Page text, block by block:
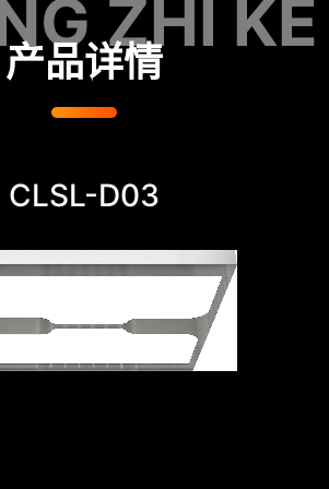
ZHI KE
产品详情
CLSL-D03